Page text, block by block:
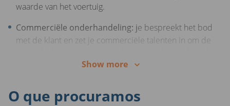
Ontwikkelingsmogelijkheden
groei en doorgroeimogelijkheden.
waarde van het voertuig.
Commerciële onderhandeling: je bespreekt het bod
met de klant en zet je commerciële talenten in om de
rolletjes loopt. Dit omvat zowel administratieve
Show more
O que procuramos